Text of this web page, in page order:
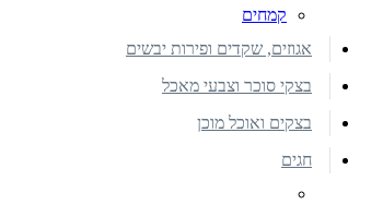
קמחים
אגוזים, שקדים ופירות יבשים
בצקי סוכר וצבעי מאכל
בצקים ואוכל מוכן
חגים